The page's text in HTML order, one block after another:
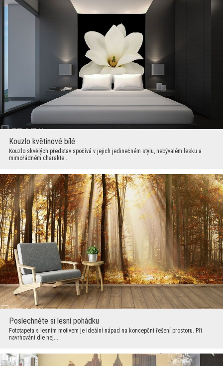
Kouzlo květinové bílé
Kouzlo skvělých představ spočívá v jejich jedinečném stylu, nebývalém lesku a
mimořádném charakte...
Poslechněte si lesní pohádku
Fototapeta s lesním motivem je ideální nápad na koncepční řešení prostoru. Při
navrhování dle nej...